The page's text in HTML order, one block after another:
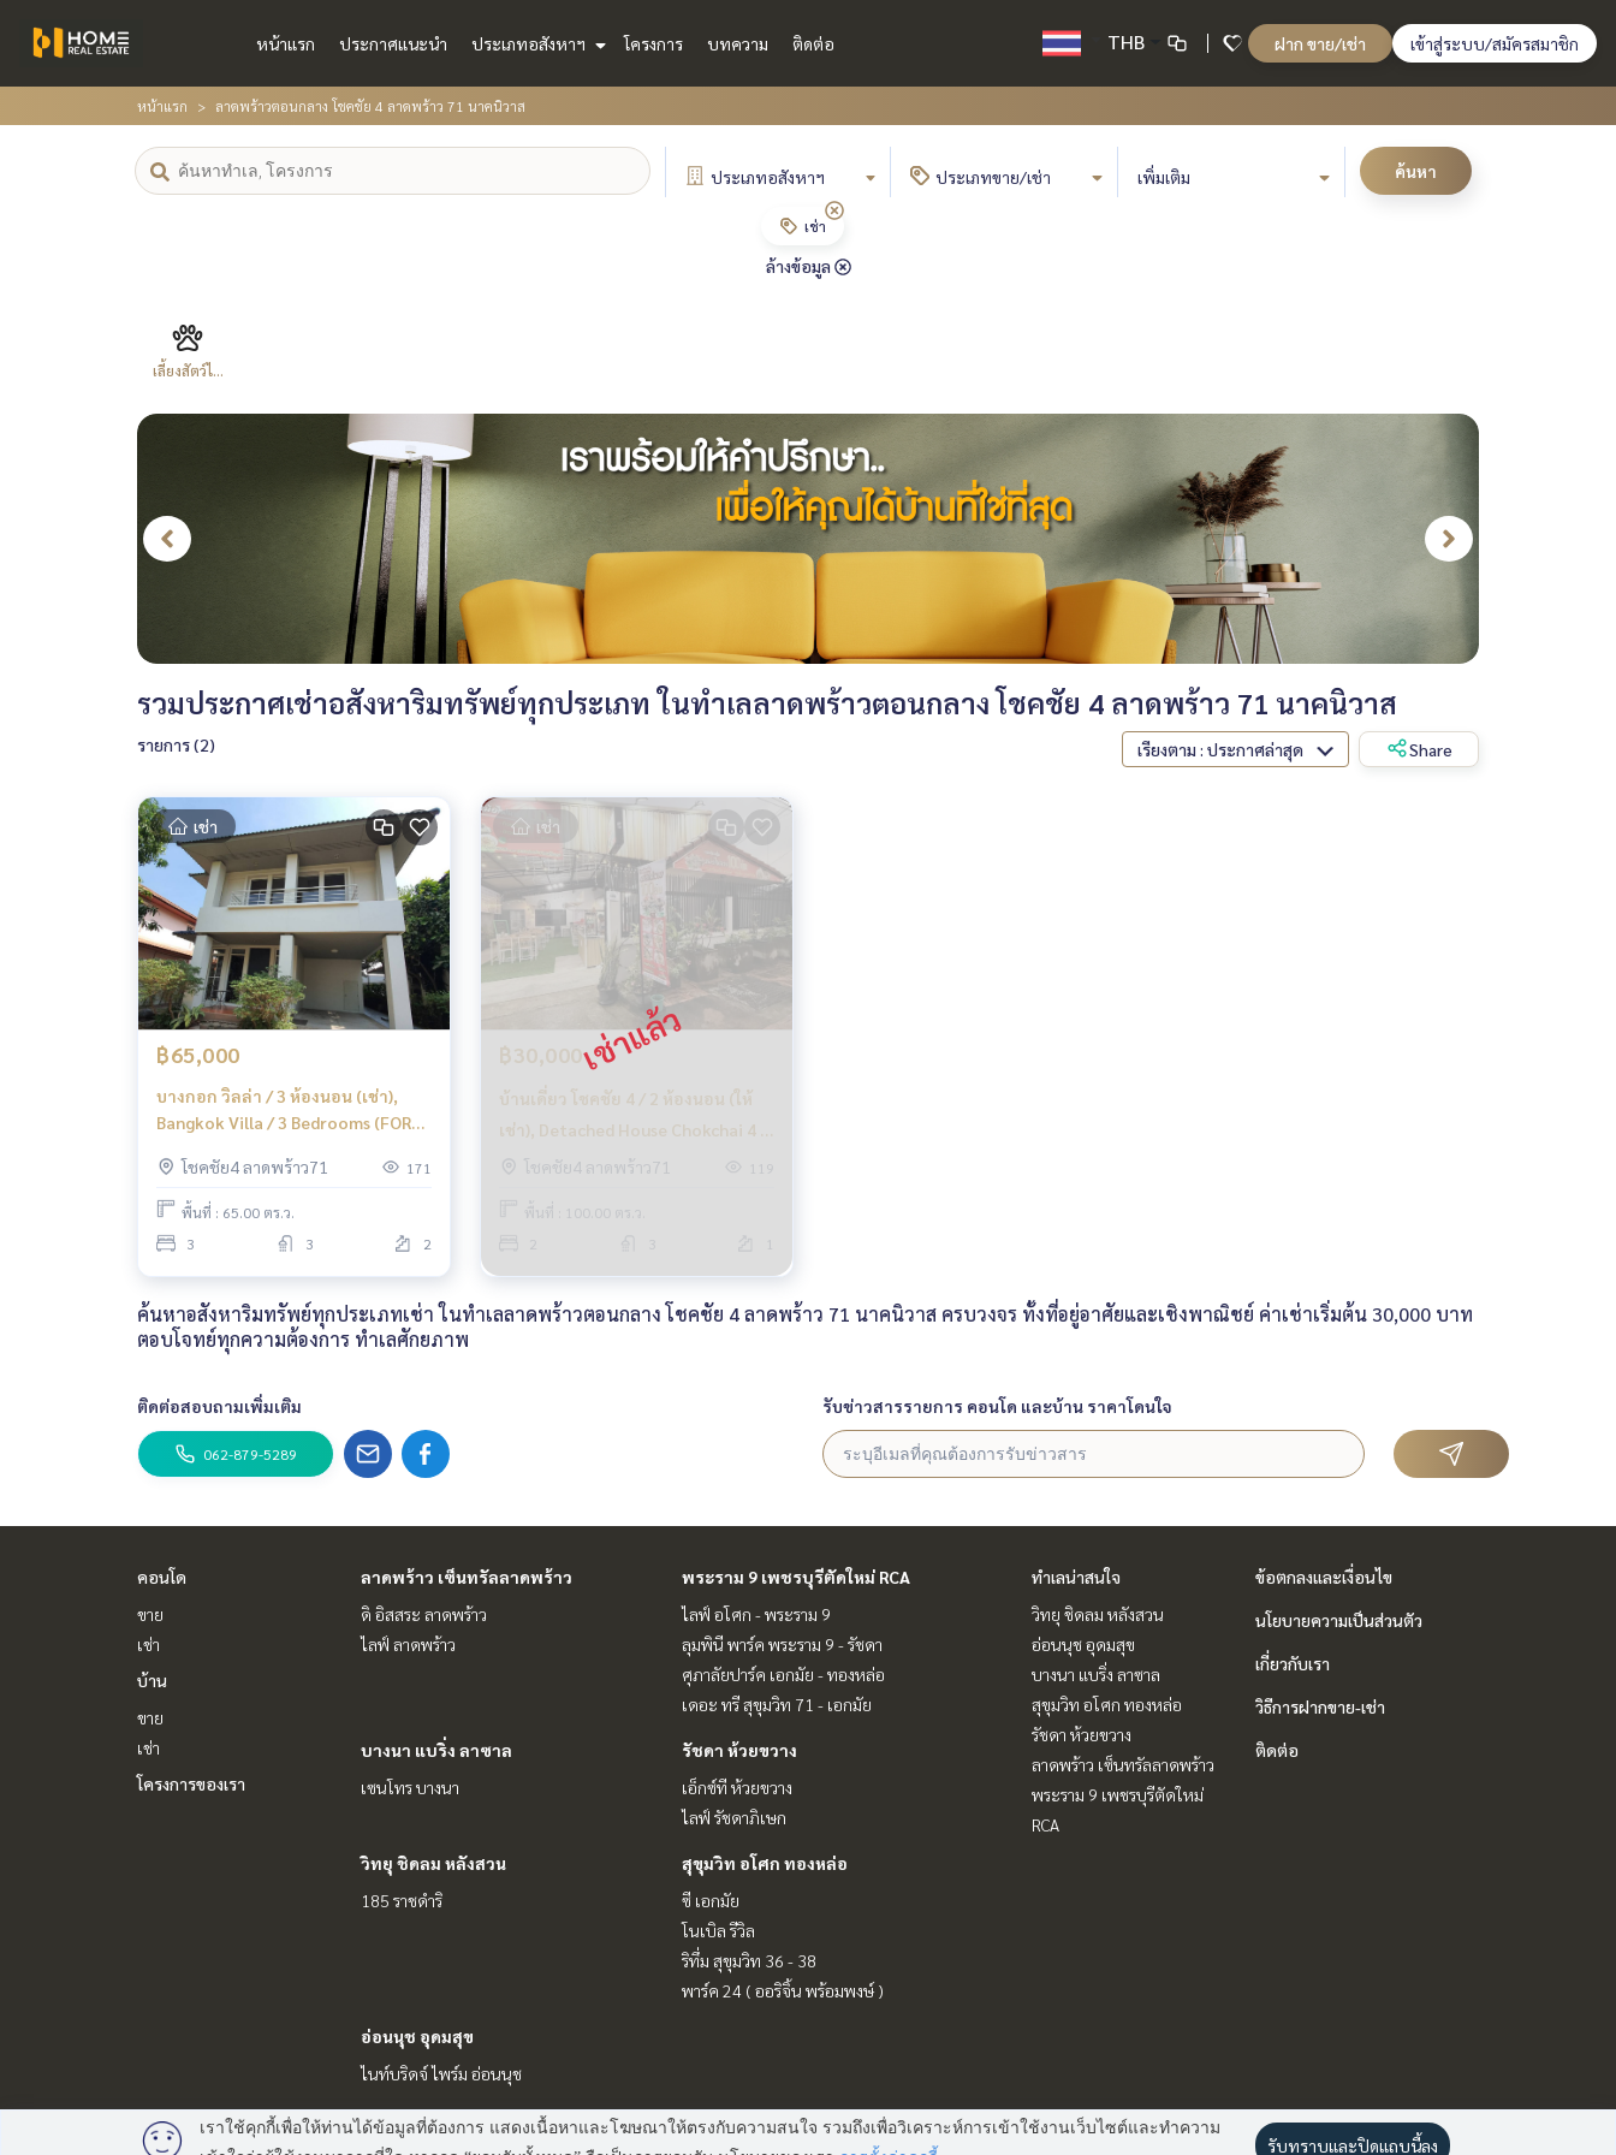
หน้าแรก ประกาศแนะนำ ประเภทอสังหาฯ โครงการ บทความ ติดต่อ THB ฝาก ขาย/เช่า เข้าสู่ระบบ/สมัครสมาชิก
หน้าแรก ลาดพร้าวตอนกลาง โชคชัย 4 ลาดพร้าว 71 นาคนิวาส
ประเภทอสังหาฯ ประเภทขาย/เช่า เพิ่มเติม ค้นหา
เช่า
ล้างข้อมูล
เลี้ยงสัตว์ไ...
รวมประกาศเช่าอสังหาริมทรัพย์ทุกประเภท ในทำเลลาดพร้าวตอนกลาง โชคชัย 4 ลาดพร้าว 71 นาคนิวาส
รายการ (2) เรียงตาม : ประกาศล่าสุด Share
เช่า
฿65,000
บางกอก วิลล่า / 3 ห้องนอน (เช่า),
Bangkok Villa / 3 Bedrooms (FOR
โชคชัย4 ลาดพร้าว71
171
พื้นที่ : 65.00 ตร.ว.
3
3 2
เช่า
฿30,000
บ้านเดี่ยว โชคชัย 4 / 2 ห้องนอน (ให้
เช่า), Detached House Chokchai 4 /
2 Bedrooms (FOR RENT) EARK031
โชคชัย4 ลาดพร้าว71 119
พื้นที่ : 100.00 ตร.ว.
ค้นหาอสังหาริมทรัพย์ทุกประเภทเช่า ในทำเลลาดพร้าวตอนกลาง โชคชัย 4 ลาดพร้าว 71 นาคนิวาส ครบวงจร ทั้งที่อยู่อาศัยและเชิงพาณิชย์ ค่าเช่าเริ่มต้น 30,000 บาท
ตอบโจทย์ทุกความต้องการ ทำเลศักยภาพ
ติดต่อสอบถามเพิ่มเติม
062-879-5289
รับข่าวสารรายการ คอนโด และบ้าน ราคาโดนใจ
คอนโด
ขาย
เช่า
บ้าน
ขาย
เช่า
โครงการของเรา
ลาดพร้าว เซ็นทรัลลาดพร้าว
ดิ อิสสระ ลาดพร้าว
ไลฟ์ ลาดพร้าว
พระราม 9 เพชรบุรีตัดใหม่ RCA
ไลฟ์ อโศก - พระราม 9
ลุมพินี พาร์ค พระราม 9 - รัชดา
ศุภาลัยปาร์ค เอกมัย - ทองหล่อ
เดอะ ทรี สุขุมวิท 71 - เอกมัย
บางนา แบริ่ง ลาซาล
เซนโทร บางนา
รัชดา ห้วยขวาง
เอ็กซ์ที ห้วยขวาง
ไลฟ์ รัชดาภิเษก
วิทยุ ชิดลม หลังสวน
185 ราชดำริ
สุขุมวิท อโศก ทองหล่อ
ซี เอกมัย
โนเบิล รีวิล
ริทึ่ม สุขุมวิท 36 - 38
พาร์ค 24 ( ออริจิ้น พร้อมพงษ์ )
อ่อนนุช อุดมสุข
ไนท์บริดจ์ ไพร์ม อ่อนนุช
ทำเลน่าสนใจ
วิทยุ ชิดลม หลังสวน
อ่อนนุช อุดมสุข
บางนา แบริ่ง ลาซาล
สุขุมวิท อโศก ทองหล่อ
รัชดา ห้วยขวาง
ลาดพร้าว เซ็นทรัลลาดพร้าว
พระราม 9 เพชรบุรีตัดใหม่
RCA
ข้อตกลงและเงื่อนไข
นโยบายความเป็นส่วนตัว
เกี่ยวกับเรา
วิธีการฝากขาย-เช่า
ติดต่อ
เราใช้คุกกี้เพื่อให้ท่านได้ข้อมูลที่ต้องการ แสดงเนื้อหาและโฆษณาให้ตรงกับความสนใจ รวมถึงเพื่อวิเคราะห์การเข้าใช้งานเว็บไซต์และทำความ
รับทราบและปิดแถบนี้ลง